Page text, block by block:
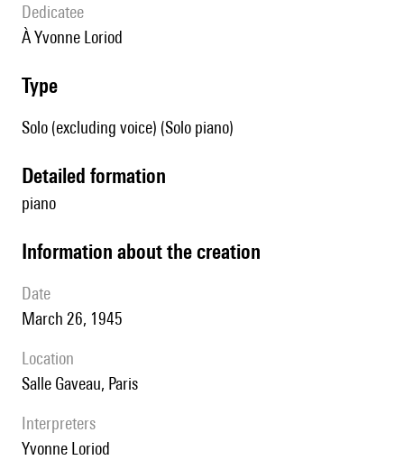
Dedicatee
à Yvonne Loriod
type
Solo (excluding voice) (Solo piano)
detailed formation
piano
information about the creation
date
March 26, 1945
location
salle Gaveau, Paris
interpreters
Yvonne Loriod